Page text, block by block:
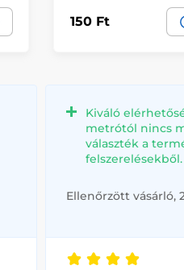
150 Ft
Kiváló
metrótól nincs
választék a
felszerelésekből.
Ellenőrzött vásárló,